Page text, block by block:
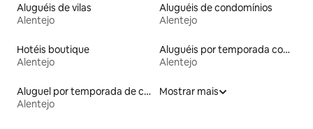
Aluguéis de vilas
Alentejo
Aluguéis de condomínios
Alentejo
Hotéis boutique
Alentejo
Aluguéis por temporada com café da manhã
Alentejo
Aluguel por temporada de casas na terra
Alentejo
Mostrar mais